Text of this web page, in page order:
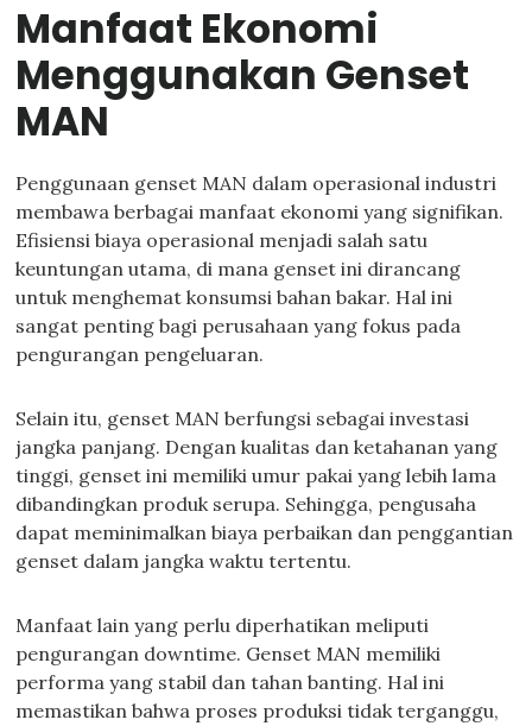
Manfaat Ekonomi
Menggunakan Genset
MAN
Penggunaan genset MAN dalam operasional industri
membawa berbagai manfaat ekonomi yang signifikan.
Efisiensi biaya operasional menjadi salah satu
keuntungan utama, di mana genset ini dirancang
untuk menghemat konsumsi bahan bakar. Hal ini
sangat penting bagi perusahaan yang fokus pada
pengurangan pengeluaran.
Selain itu, genset MAN berfungsi sebagai investasi
jangka panjang. Dengan kualitas dan ketahanan yang
tinggi, genset ini memiliki umur pakai yang lebih lama
dibandingkan produk serupa. Sehingga, pengusaha
dapat meminimalkan biaya perbaikan dan penggantian
genset dalam jangka waktu tertentu.
Manfaat lain yang perlu diperhatikan meliputi
pengurangan downtime. Genset MAN memiliki
performa yang stabil dan tahan banting. Hal ini
memastikan bahwa proses produksi tidak terganggu,